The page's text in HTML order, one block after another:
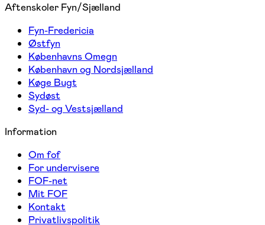
Aftenskoler Fyn/Sjælland
Fyn-Fredericia
Østfyn
Københavns Omegn
København og Nordsjælland
Køge Bugt
Sydøst
Syd- og Vestsjælland
Information
Om fof
For undervisere
FOF-net
Mit FOF
Kontakt
Privatlivspolitik